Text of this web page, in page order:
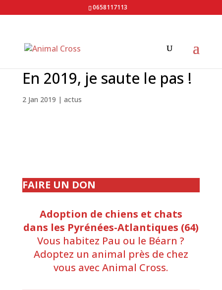
0658117113
En 2019, je saute le pas !
2 Jan 2019 | actus
FAIRE UN DON
Adoption de chiens et chats
dans les Pyrénées-Atlantiques (64)
Vous habitez Pau ou le Béarn ?
Adoptez un animal près de chez
vous avec Animal Cross.